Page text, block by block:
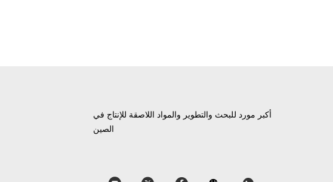
أكبر مورد للبحث والتطوير والمواد اللاصقة للإنتاج في
الصين